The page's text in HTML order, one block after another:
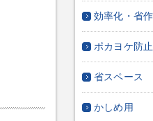
効率化・省
ポカヨケ防止
省スペース
かしめ用